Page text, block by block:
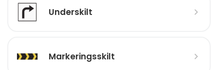
Underskilt
Markeringsskilt